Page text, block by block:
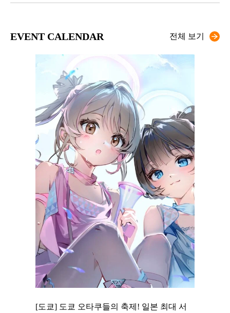
EVENT CALENDAR 전체 보기
[도쿄] 도쿄 오타쿠들의 축제! 일본 최대 서